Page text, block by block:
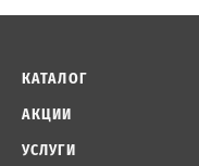
КАТАЛОГ
АКЦИИ
УСЛУГИ